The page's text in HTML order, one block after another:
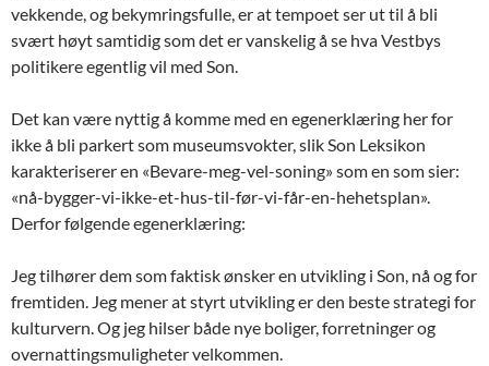
vekkende, og bekymringsfulle, er at tempoet ser ut til å bli
svært høyt samtidig som det er vanskelig å se hva Vestbys
politikere egentlig vil med Son.
Det kan være nyttig å komme med en egenerklæring her for
ikke å bli parkert som museumsvokter, slik Son Leksikon
karakteriserer en «Bevare-meg-vel-soning» som en som sier:
«nå-bygger-vi-ikke-et-hus-til-før-vi-får-en-hehetsplan».
Derfor følgende egenerklæring:
Jeg tilhører dem som faktisk ønsker en utvikling i Son, nå og for
fremtiden. Jeg mener at styrt utvikling er den beste strategi for
kulturvern. Og jeg hilser både nye boliger, forretninger og
overnattingsmuligheter velkommen.